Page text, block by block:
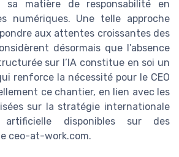
sa matière de responsabilité en
numériques. Une telle approche
aux attentes croissantes des
désormais que l’absence
sur l’IA constitue en soi un
renforce la nécessité pour le CEO
ce chantier, en lien avec les
sur la stratégie internationale
artificielle disponibles sur des
ceo-at-work.com.